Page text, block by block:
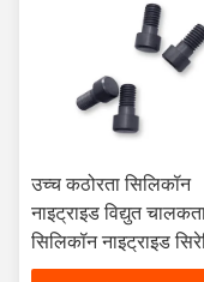
उच्च कठोरता सिलिकॉन
नाइट्राइड विद्युत
सिलिकॉन नाइट्राइड